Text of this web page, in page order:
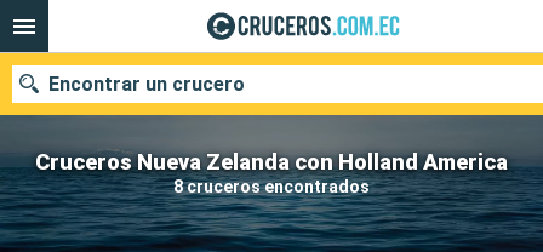
Cruceros Nueva Zelanda con Holland America
8 cruceros encontrados
Encontrar un crucero
Nuestros destinos